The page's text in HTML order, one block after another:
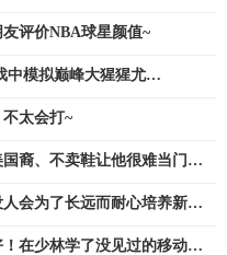
评价NBA球星颜值~
中模拟巅峰大猩猩尤
太会打~
裔、不卖鞋让他很难当门
会为了长远而耐心培养新
在少林学了没见过的移动方